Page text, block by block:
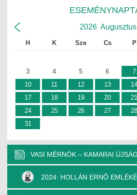
VÍZÉPÍTÉSI ÉS VÍZGAZDÁLKODÁSI
HÍRKÖZLÉSI ÉS INFORMATIKAI
KÉPZÉSEK
TOVÁBBKÉPZÉSI KÖTELEZETTSÉGEK
JOGI KÖTELEZETTSÉGEK
SZAKMAI KÖTELEZETTSÉGEK
MÉRNÖKI VÁLLALKOZÁSOK
MÉRNÖKI VÁLLALKOZÁSOK
2026 Augusztus
H K Sze Cs P
3
4 5 6 7
10
11 12 13 14
17
18 19 20 21
24
25 26 27 28
31
VASI MÉRNÖK – KAMARAI ÚJSÁG
2024: HOLLÁN ERNŐ